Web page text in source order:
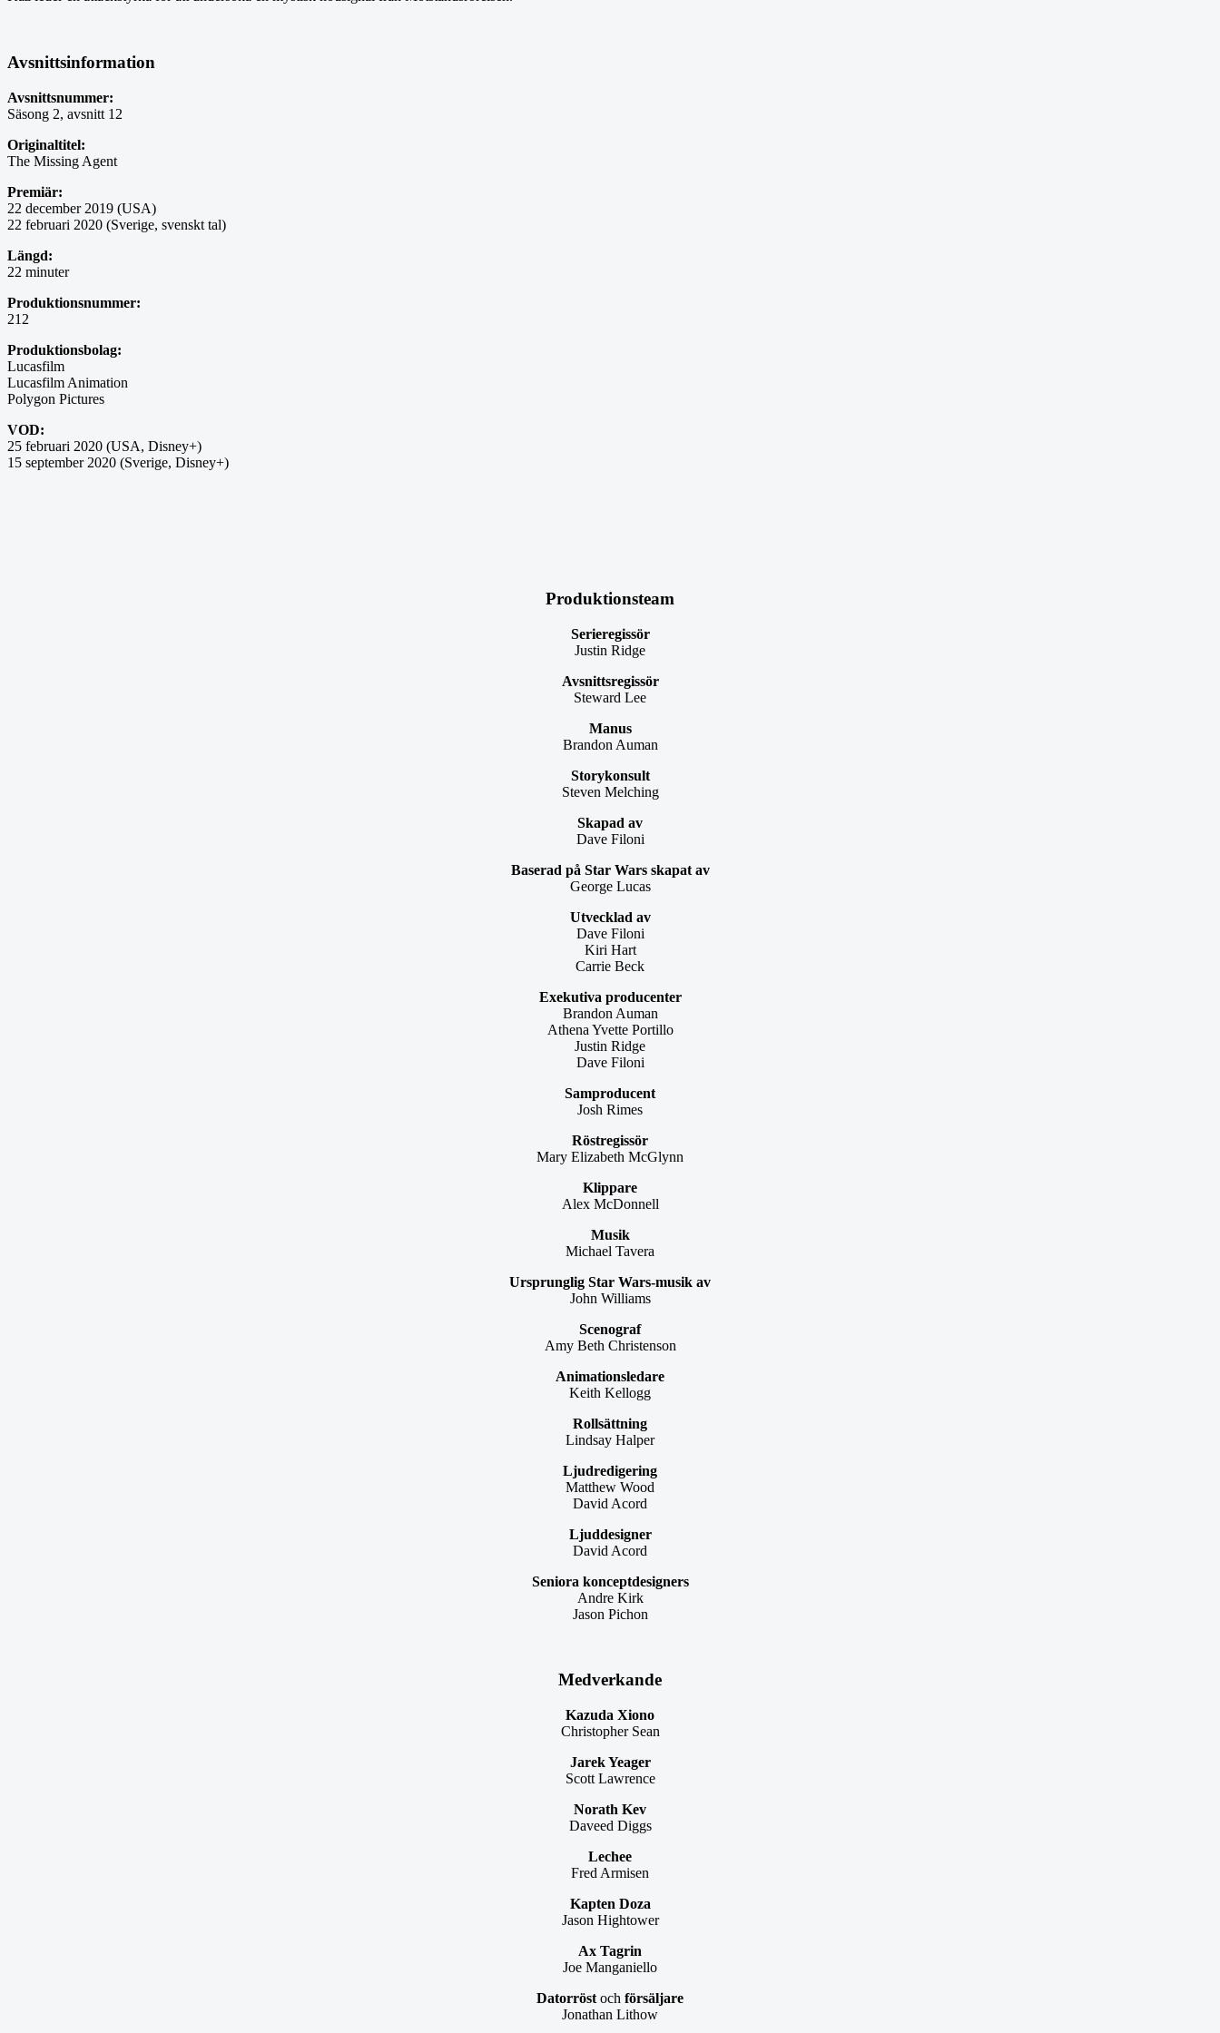
Avsnittsinformation
Avsnittsnummer:
Säsong 2, avsnitt 12
Originaltitel:
The Missing Agent
Premiär:
22 december 2019 (USA)
22 februari 2020 (Sverige, svenskt tal)
Längd:
22 minuter
Produktionsnummer:
212
Produktionsbolag:
Lucasfilm
Lucasfilm Animation
Polygon Pictures
VOD:
25 februari 2020 (USA, Disney+)
15 september 2020 (Sverige, Disney+)
Produktionsteam
Serieregissör
Justin Ridge
Avsnittsregissör
Steward Lee
Manus
Brandon Auman
Storykonsult
Steven Melching
Skapad av
Dave Filoni
Baserad på Star Wars skapat av
George Lucas
Utvecklad av
Dave Filoni
Kiri Hart
Carrie Beck
Exekutiva producenter
Brandon Auman
Athena Yvette Portillo
Justin Ridge
Dave Filoni
Samproducent
Josh Rimes
Röstregissör
Mary Elizabeth McGlynn
Klippare
Alex McDonnell
Musik
Michael Tavera
Ursprunglig Star Wars-musik av
John Williams
Scenograf
Amy Beth Christenson
Animationsledare
Keith Kellogg
Rollsättning
Lindsay Halper
Ljudredigering
Matthew Wood
David Acord
Ljuddesigner
David Acord
Seniora konceptdesigners
Andre Kirk
Jason Pichon
Medverkande
Kazuda Xiono
Christopher Sean
Jarek Yeager
Scott Lawrence
Norath Kev
Daveed Diggs
Lechee
Fred Armisen
Kapten Doza
Jason Hightower
Ax Tagrin
Joe Manganiello
Datorröst och försäljare
Jonathan Lithow